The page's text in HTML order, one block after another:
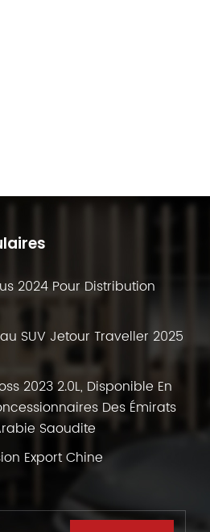
2024 Pour Distribution
SUV Jetour Traveller 2025
2023 2.0L, Disponible En
Des Émirats
Saoudite
Export Chine